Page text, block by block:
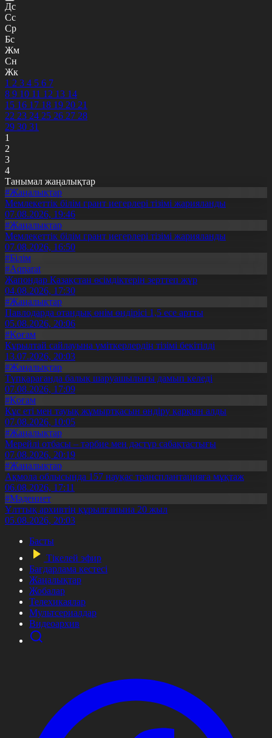
Дс
Сс
Ср
Бс
Жм
Сн
Жк
1 2 3 4 5 6 7
8 9 10 11 12 13 14
15 16 17 18 19 20 21
22 23 24 25 26 27 28
29 30 31
1
2
3
4
Танымал жаңалықтар
#Жаңалықтар
Мемлекеттік білім грант иегерлері тізімі жарияланды
07.08.2026, 19:46
#Жаңалықтар
Мемлекеттік білім грант иегерлері тізімі жарияланды
07.08.2026, 16:50
#Білім
#Aqparat
Жапондар Қазақстан өсімдіктерін зерттеп жүр
04.08.2026, 17:30
#Жаңалықтар
Павлодарда отандық өнім өндірісі 1,5 есе артты
05.08.2026, 20:06
#Қоғам
Құрылтай сайлауына үміткерлердің тізімі бекітілді
13.07.2026, 20:03
#Жаңалықтар
Түпқарағанда балық шаруашылығы дамып келеді
07.08.2026, 17:09
#Қоғам
Құс еті мен тауық жұмыртқасын өндіру қарқын алды
07.08.2026, 10:05
#Жаңалықтар
Мерейлі отбасы – тәрбие мен дәстүр сабақтастығы
07.08.2026, 20:19
#Жаңалықтар
Ақмола облысында 157 науқас трансплантацияға мұқтаж
06.08.2026, 17:11
#Мәдениет
Ұлттық архивтің құрылғанына 20 жыл
05.08.2026, 20:03
Басты
Тікелей эфир
Бағдарлама кестесі
Жаңалықтар
Жобалар
Телехикаялар
Мультсериалдар
Видеоархив